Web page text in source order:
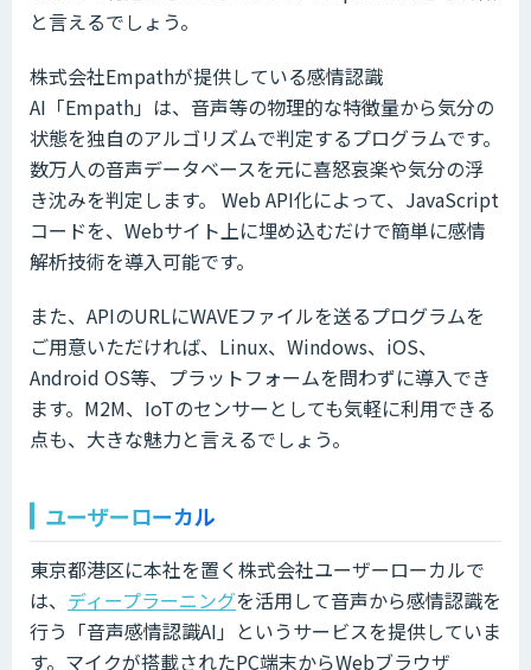
と言えるでしょう。
株式会社Empathが提供している感情認識
AI「Empath」は、音声等の物理的な特徴量から気分の
状態を独自のアルゴリズムで判定するプログラムです。
数万人の音声データベースを元に喜怒哀楽や気分の浮
き沈みを判定します。 Web API化によって、JavaScript
コードを、Webサイト上に埋め込むだけで簡単に感情
解析技術を導入可能です。
また、APIのURLにWAVEファイルを送るプログラムを
ご用意いただければ、Linux、Windows、iOS、
Android OS等、プラットフォームを問わずに導入でき
ます。M2M、IoTのセンサーとしても気軽に利用できる
点も、大きな魅力と言えるでしょう。
ユーザーローカル
東京都港区に本社を置く株式会社ユーザーローカルで
は、 ディープラーニングを活用して音声から感情認識を
行う「音声感情認識AI」というサービスを提供していま
す。マイクが搭載されたPC端末からWebブラウザ